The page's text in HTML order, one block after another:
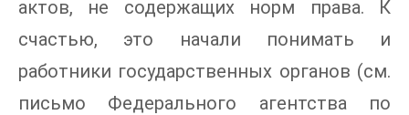
актов, не содержащих норм права. К
счастью, это начали понимать и
работники государственных органов (см.
письмо Федерального агентства по